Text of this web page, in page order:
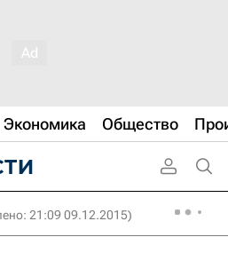
Экономика Общество
21:09 09.12.2015)